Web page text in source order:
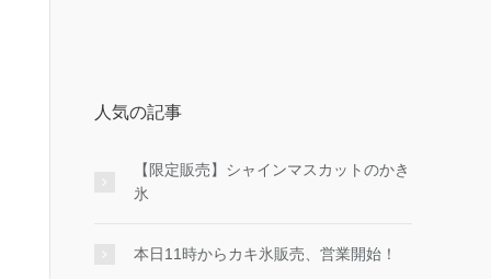
人気の記事
【限定販売】シャインマスカットのかき
氷
本日11時からカキ氷販売、営業開始！